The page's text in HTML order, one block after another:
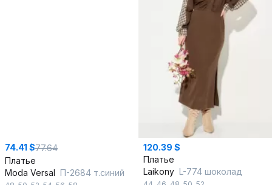
74.41 $77.64
Платье
Moda Versal П-2684 т.синий
120.39 $
Платье
Laikony L-774 шоколад